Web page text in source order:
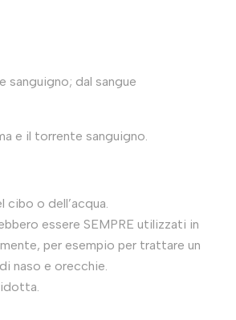
dal sangue
e il torrente sanguigno.
cibo o dell’acqua.
essere SEMPRE utilizzati in
per esempio per trattare un
naso e orecchie.